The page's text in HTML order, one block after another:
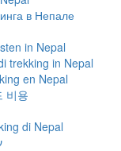
в Непале
in Nepal
trekking in Nepal
en Nepal
비용
di Nepal